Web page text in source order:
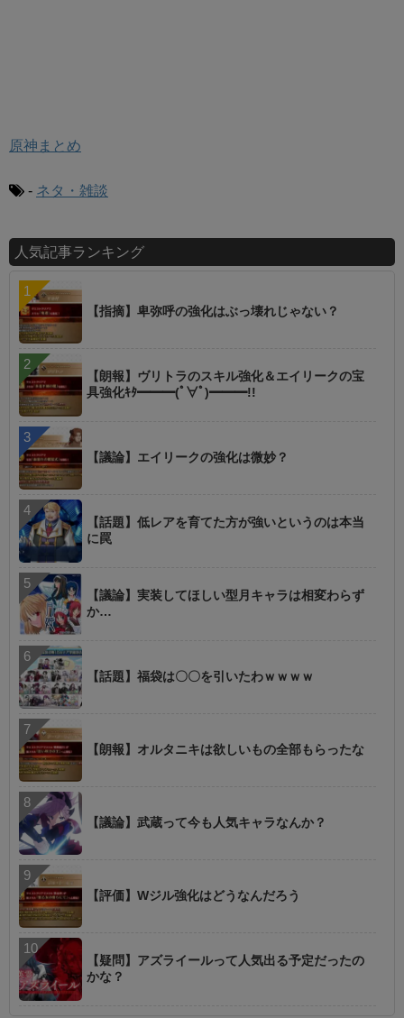
原神まとめ
- ネタ・雑談
人気記事ランキング
【指摘】卑弥呼の強化はぶっ壊れじゃない？
【朗報】ヴリトラのスキル強化＆エイリークの宝
具強化ｷﾀ━━━(ﾟ∀ﾟ)━━━!!
【議論】エイリークの強化は微妙？
【話題】低レアを育てた方が強いというのは本当
に罠
【議論】実装してほしい型月キャラは相変わらず
か…
【話題】福袋は〇〇を引いたわｗｗｗｗ
【朗報】オルタニキは欲しいもの全部もらったな
【議論】武蔵って今も人気キャラなんか？
【評価】Wジル強化はどうなんだろう
【疑問】アズライールって人気出る予定だったの
かな？